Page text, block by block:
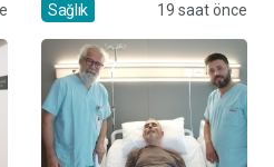
Sağlık 19 saat önce